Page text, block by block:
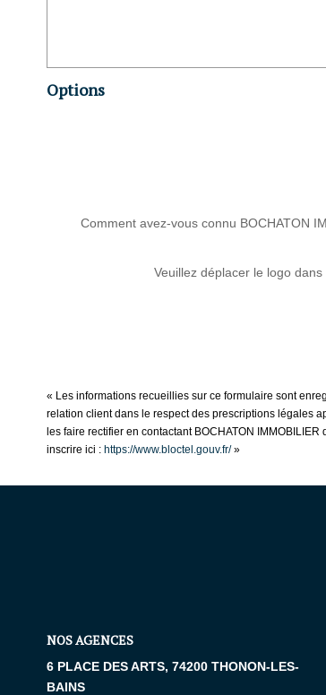
Options
Comment avez-vous connu BOCHATON
Veuillez déplacer le logo
« Les informations recueillies sur ce formulaire sont
relation client dans le respect des prescriptions légales
les faire rectifier en contactant BOCHATON
inscrire ici : https://www.bloctel.gouv.fr/»
NOS AGENCES
6 PLACE DES ARTS, 74200 THONON-LES-
BAINS